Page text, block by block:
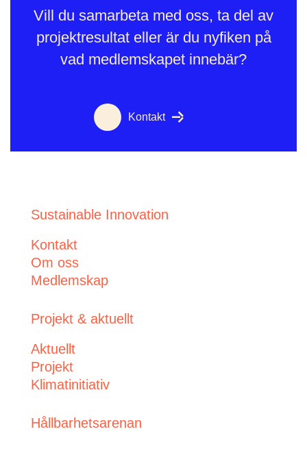
Vill du samarbeta med oss, ta del av
projektresultat eller är du nyfiken på
vad medlemskapet innebär?
Kontakt
Sustainable Innovation
Kontakt
Om oss
Medlemskap
Projekt & aktuellt
Aktuellt
Projekt
Klimatinitiativ
Hållbarhetsarenan